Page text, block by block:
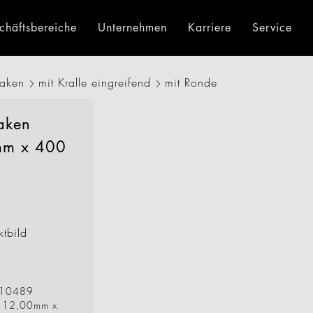
Einkaufswagen
Unternehmen
Über uns
Karriere Service
Beratung
mit Kralle eingreifend mit Ronde
x 400
12,00mm x